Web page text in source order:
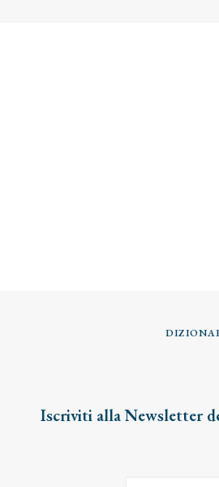
Iscriviti alla Newsletter